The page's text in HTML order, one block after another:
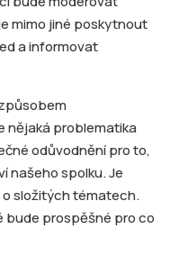
mimo jiné poskytnout
a informovat
nějaká problematika
odůvodnění pro to,
našeho spolku. Je
složitých tématech.
bude prospěšné pro co